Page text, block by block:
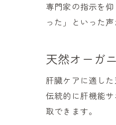
専門家の指示を
った」といった
天然オーガ
肝臓ケアに適し
伝統的に肝機能
取できます。